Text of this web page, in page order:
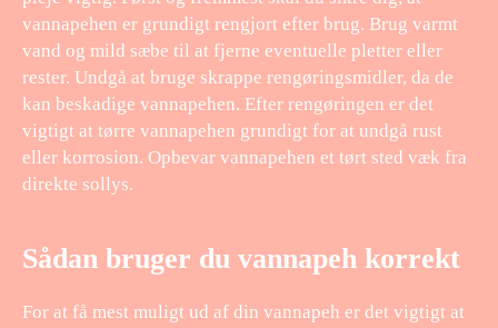
vannapehen er grundigt rengjort efter brug. Brug varmt
vand og mild sæbe til at fjerne eventuelle pletter eller
rester. Undgå at bruge skrappe rengøringsmidler, da de
kan beskadige vannapehen. Efter rengøringen er det
vigtigt at tørre vannapehen grundigt for at undgå rust
eller korrosion. Opbevar vannapehen et tørt sted væk fra
direkte sollys.
Sådan bruger du vannapeh korrekt
For at få mest muligt ud af din vannapeh er det vigtigt at